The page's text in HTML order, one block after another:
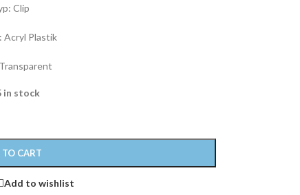
Clip
Acryl Plastik
in stock
CART
Add to wishlist